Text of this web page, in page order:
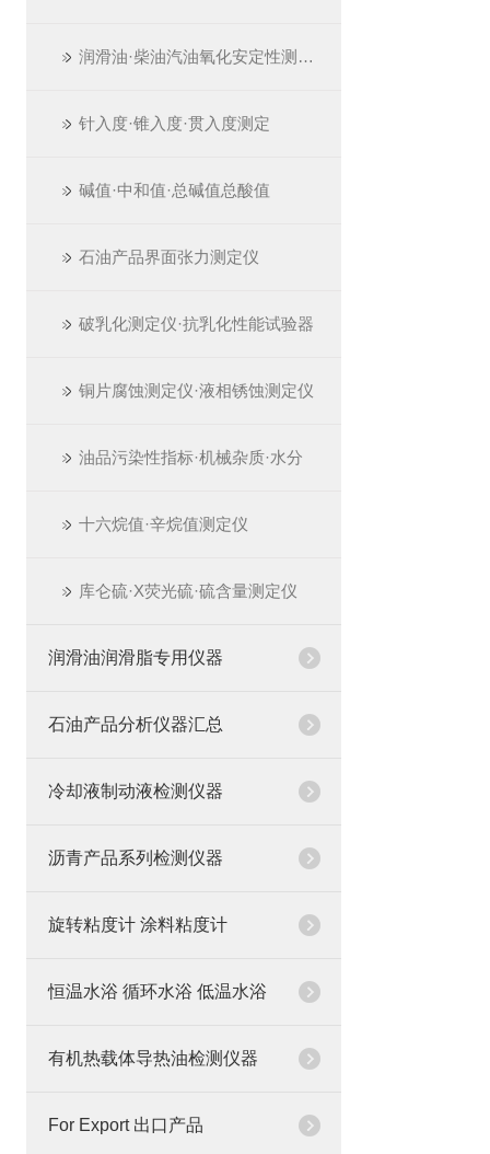
润滑油·柴油汽油氧化安定性测定仪
针入度·锥入度·贯入度测定
碱值·中和值·总碱值总酸值
石油产品界面张力测定仪
破乳化测定仪·抗乳化性能试验器
铜片腐蚀测定仪·液相锈蚀测定仪
油品污染性指标·机械杂质·水分
十六烷值·辛烷值测定仪
库仑硫·X荧光硫·硫含量测定仪
润滑油润滑脂专用仪器
石油产品分析仪器汇总
冷却液制动液检测仪器
沥青产品系列检测仪器
旋转粘度计 涂料粘度计
恒温水浴 循环水浴 低温水浴
有机热载体导热油检测仪器
For Export 出口产品